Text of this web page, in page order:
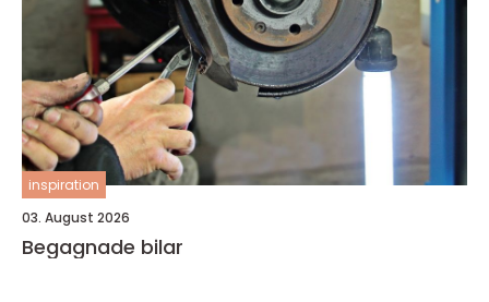
inspiration
03. August 2026
Begagnade bilar